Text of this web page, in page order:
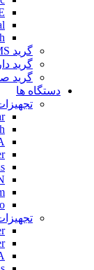
گرید HPLC / LC-MS
گرید
گرید
دستگاه ها